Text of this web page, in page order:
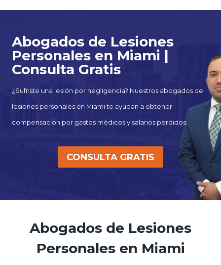
Skip
content
Abogados de Lesiones
Personales en Miami |
Consulta Gratis
¿Sufriste una lesión por negligencia? Nuestros abogados de
lesiones personales en Miami te ayudan a obtener
compensación por gastos médicos y salarios perdidos.
CONSULTA GRATIS
Abogados de Lesiones
Personales en Miami